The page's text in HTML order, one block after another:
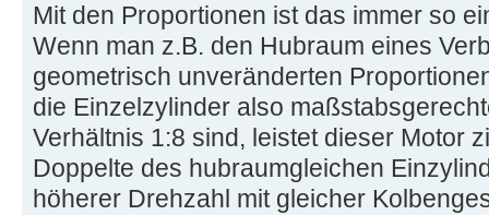
Mit den Proportionen ist das immer so
Wenn man z.B. den Hubraum eines
geometrisch unveränderten
die Einzelzylinder also
Verhältnis 1:8 sind, leistet dieser Motor
Doppelte des hubraumgleichen
höherer Drehzahl mit gleicher